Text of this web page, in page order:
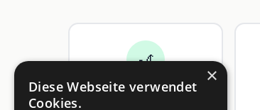
🎢
Freizeit
×
Diese Webseite verwendet
Cookies.